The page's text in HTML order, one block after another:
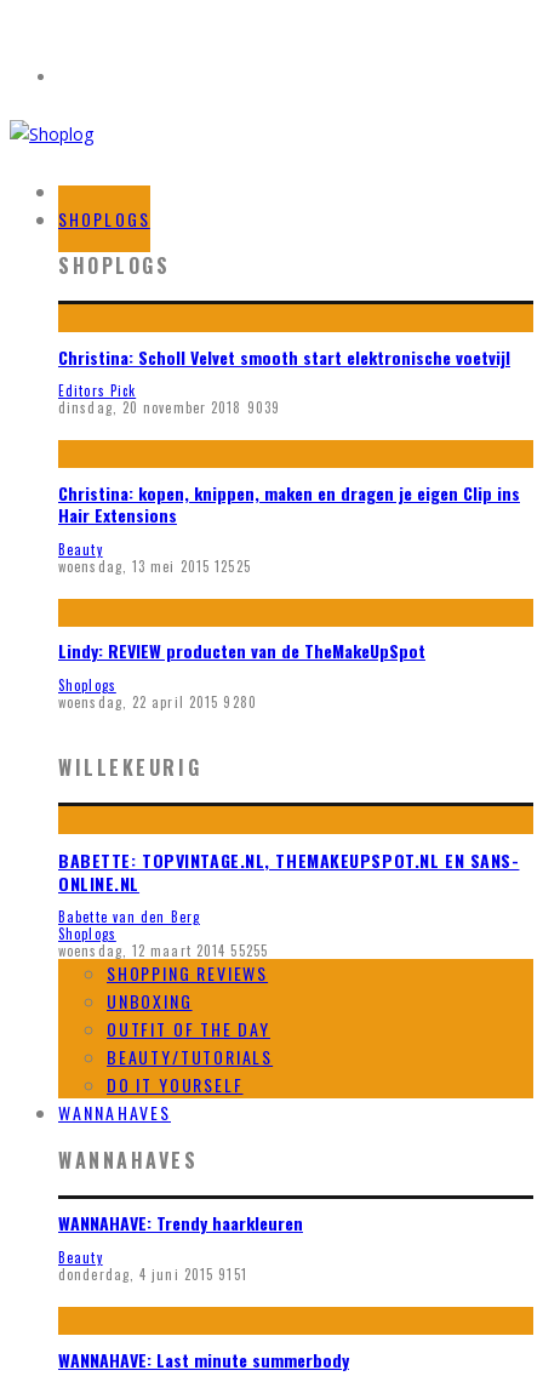
HOME
SHOPLOGS
SHOPLOGS
Christina: Scholl Velvet smooth start elektronische voetvijl
Editors Pick
dinsdag, 20 november 2018 9039
Christina: kopen, knippen, maken en dragen je eigen Clip ins
Hair Extensions
Beauty
woensdag, 13 mei 2015 12525
Lindy: REVIEW producten van de TheMakeUpSpot
Shoplogs
woensdag, 22 april 2015 9280
WILLEKEURIG
BABETTE: TOPVINTAGE.NL, THEMAKEUPSPOT.NL EN SANS-
ONLINE.NL
Babette van den Berg
Shoplogs
woensdag, 12 maart 2014 55255
SHOPPING REVIEWS
UNBOXING
OUTFIT OF THE DAY
BEAUTY/TUTORIALS
DO IT YOURSELF
WANNAHAVES
WANNAHAVES
WANNAHAVE: Trendy haarkleuren
Beauty
donderdag, 4 juni 2015 9151
WANNAHAVE: Last minute summerbody